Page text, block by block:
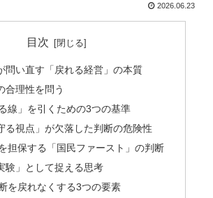
2026.06.23
目次
問い直す「戻れる経営」の本質
合理性を問う
る線」を引くための3つの基準
る視点」が欠落した判断の危険性
担保する「国民ファースト」の判断
験」として捉える思考
を戻れなくする3つの要素